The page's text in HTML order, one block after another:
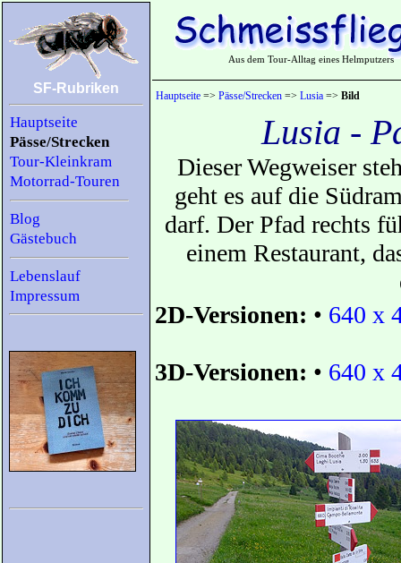
SF-Rubriken
Hauptseite
Pässe/Strecken
Tour-Kleinkram
Motorrad-Touren
Blog
Gästebuch
Lebenslauf
Impressum
Aus dem Tour-Alltag eines Helmputzers
Hauptseite => Pässe/Strecken => Lusia => Bild
Lusia -
Dieser Wegweiser
geht es auf die
darf. Der Pfad rechts
einem Restaurant,
2D-Versionen: • 640 x
3D-Versionen: • 640 x